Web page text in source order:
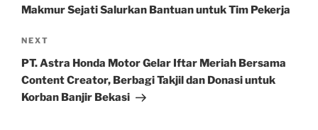
Makmur Sejati Salurkan Bantuan untuk Tim Pekerja
Next
Post
NEXT
PT. Astra Honda Motor Gelar Iftar Meriah Bersama
Content Creator, Berbagi Takjil dan Donasi untuk
Korban Banjir Bekasi